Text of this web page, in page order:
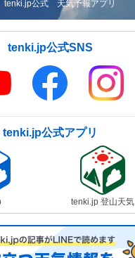
tenki.jp公式 天気予報アプリ
tenki.jp公式SNS
tenki.jp公式アプリ
tenki.jp 登山天気